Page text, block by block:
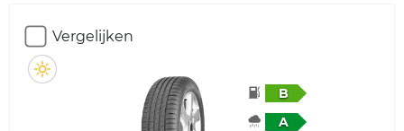
Vergelijken
B
A